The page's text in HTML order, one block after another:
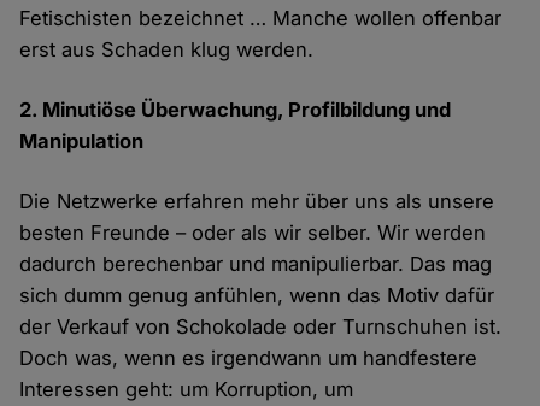
Fetischisten bezeichnet … Manche wollen offenbar
erst aus Schaden klug werden.
2. Minutiöse Überwachung, Profilbildung und
Manipulation
Die Netzwerke erfahren mehr über uns als unsere
besten Freunde – oder als wir selber. Wir werden
dadurch berechenbar und manipulierbar. Das mag
sich dumm genug anfühlen, wenn das Motiv dafür
der Verkauf von Schokolade oder Turnschuhen ist.
Doch was, wenn es irgendwann um handfestere
Interessen geht: um Korruption, um